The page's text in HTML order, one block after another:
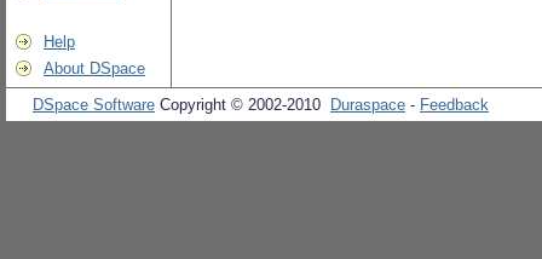
Help
About DSpace
DSpace Software Copyright © 2002-2010 Duraspace - Feedback